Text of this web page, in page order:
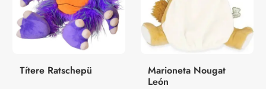
Títere Ratschepü
Marioneta Nougat
León